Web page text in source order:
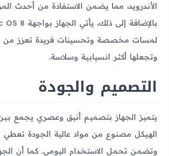
الأندرويد، مما يضمن الاستفادة من أحدث
لمسات مخصصة وتحسينات فريدة تعزز من
وتجعلها أكثر انسيابية وسلاسة.
التصميم والجودة
يتميز الجهاز بتصميم أنيق وعصري يجمع بين
الهيكل مصنوع من مواد عالية الجودة تعطي
وتضمن تحمل الاستخدام اليومي. كما أن